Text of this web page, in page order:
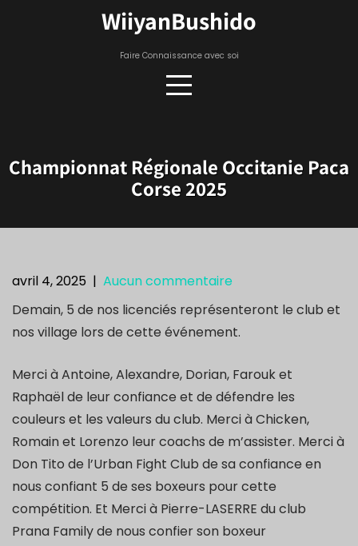
WiiyanBushido
Faire Connaissance avec soi
Championnat Régionale Occitanie Paca
Corse 2025
avril 4, 2025 | Aucun commentaire
Demain, 5 de nos licenciés représenteront le club et
nos village lors de cette événement.
Merci à Antoine, Alexandre, Dorian, Farouk et
Raphaël de leur confiance et de défendre les
couleurs et les valeurs du club. Merci à Chicken,
Romain et Lorenzo leur coachs de m’assister. Merci à
Don Tito de l’Urban Fight Club de sa confiance en
nous confiant 5 de ses boxeurs pour cette
compétition. Et Merci à Pierre-LASERRE du club
Prana Family de nous confier son boxeur